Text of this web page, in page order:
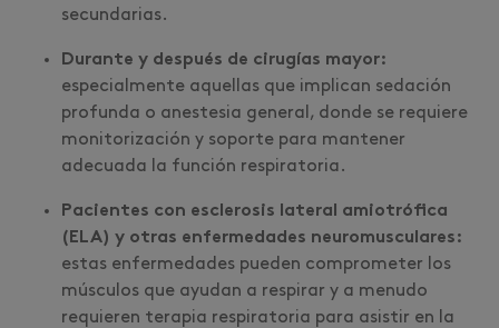
secundarias.
Durante y después de cirugías mayor:
especialmente aquellas que implican sedación
profunda o anestesia general, donde se requiere
monitorización y soporte para mantener
adecuada la función respiratoria.
Pacientes con esclerosis lateral amiotrófica
(ELA) y otras enfermedades neuromusculares:
estas enfermedades pueden comprometer los
músculos que ayudan a respirar y a menudo
requieren terapia respiratoria para asistir en la